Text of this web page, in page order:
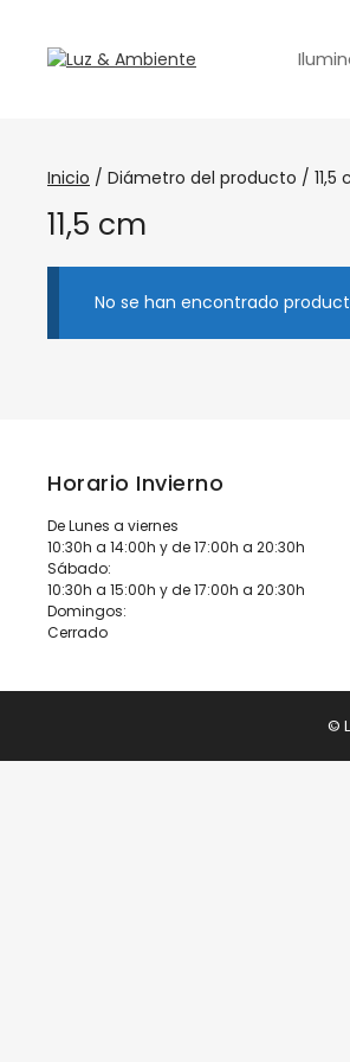
Inicio / Diámetro del producto / 11,5
11,5 cm
No se han encontrado
Horario Invierno
De Lunes a viernes
10:30h a 14:00h y de 17:00h a 20:30h
Sábado:
10:30h a 15:00h y de 17:00h a 20:30h
Domingos:
Cerrado
©